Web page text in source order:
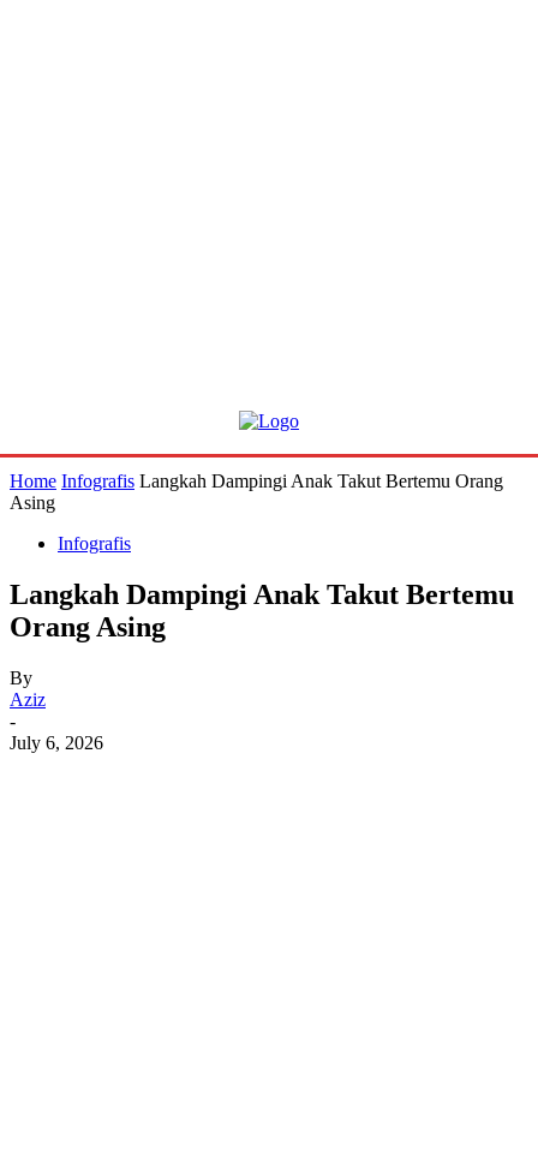
Home Infografis Langkah Dampingi Anak Takut Bertemu Orang
Asing
Infografis
Langkah Dampingi Anak Takut Bertemu
Orang Asing
By
Aziz
-
July 6, 2026